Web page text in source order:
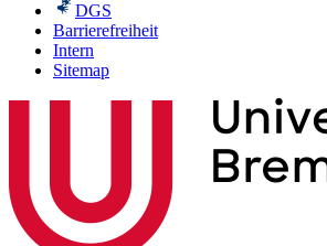
DGS
Barrierefreiheit
Intern
Sitemap